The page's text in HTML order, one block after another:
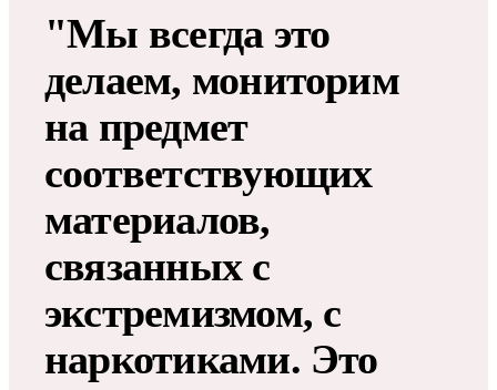
"Мы всегда это
делаем, мониторим
на предмет
соответствующих
материалов,
связанных с
экстремизмом, с
наркотиками. Это